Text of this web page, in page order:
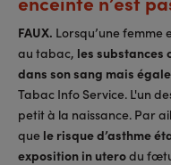
FAUX. Lorsqu’une femme
au tabac, les substances
dans son sang mais
Tabac Info Service. L'un
petit à la naissance. Par
que le risque d’asthme
exposition in uterodu